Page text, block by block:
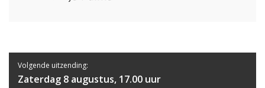
Volgende uitzending:
Zaterdag 8 augustus, 17.00 uur